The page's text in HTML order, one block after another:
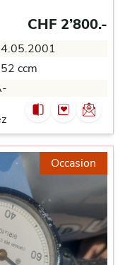
CHF 2’800.-
ccm
Occasion